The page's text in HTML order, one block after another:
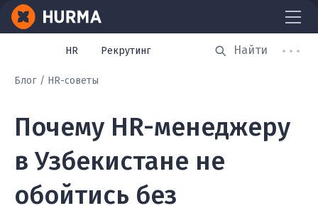
HR Рекрутинг
Блог HR-советы
Почему HR-менеджеру
в Узбекистане не
обойтись без